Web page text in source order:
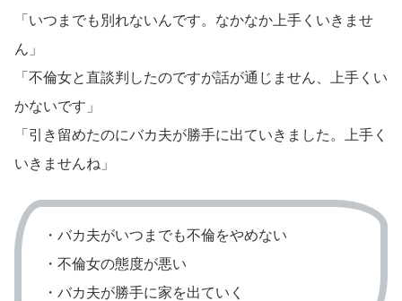
「いつまでも別れないんです。なかなか上手くいきませ
ん」
「不倫女と直談判したのですが話が通じません、上手くい
かないです」
「引き留めたのにバカ夫が勝手に出ていきました。上手く
いきませんね」
・バカ夫がいつまでも不倫をやめない
・不倫女の態度が悪い
・バカ夫が勝手に家を出ていく